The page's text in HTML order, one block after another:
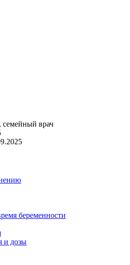
врач
беременности
и дозы